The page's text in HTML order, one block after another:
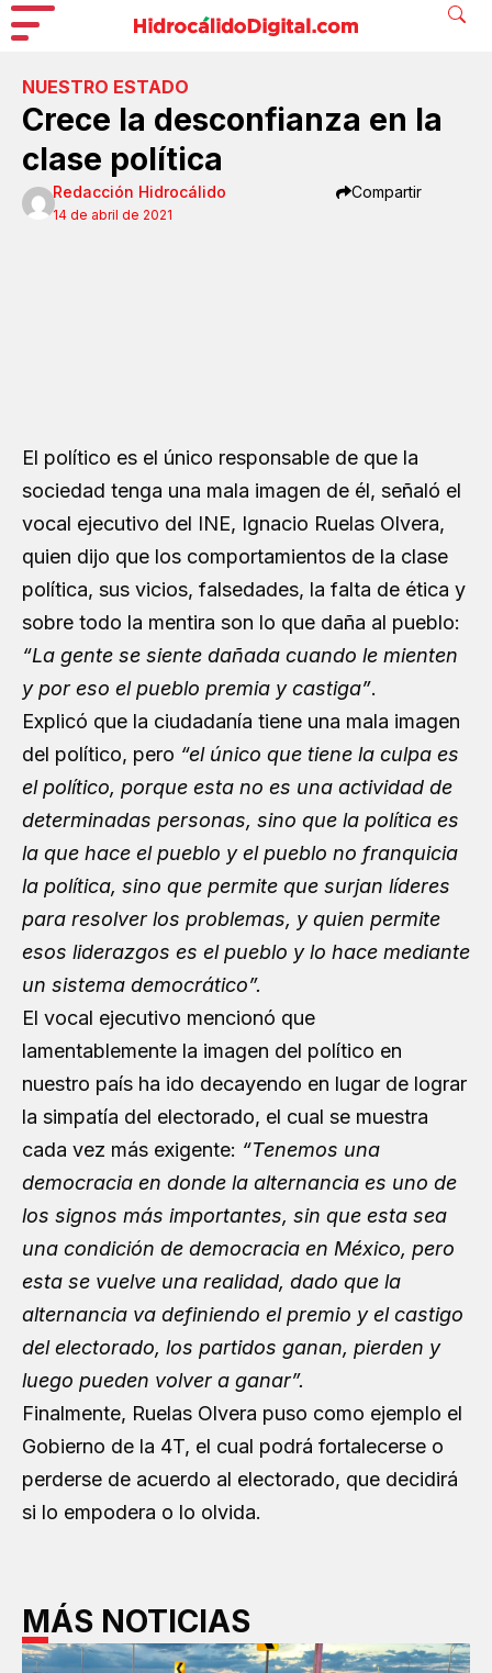
NUESTRO ESTADO
Crece la desconfianza en la
clase política
Redacción Hidrocálido
14 de abril de 2021
Compartir
El político es el único responsable de que la
sociedad tenga una mala imagen de él, señaló el
vocal ejecutivo del INE, Ignacio Ruelas Olvera,
quien dijo que los comportamientos de la clase
política, sus vicios, falsedades, la falta de ética y
sobre todo la mentira son lo que daña al pueblo:
“La gente se siente dañada cuando le mienten
y por eso el pueblo premia y castiga”.
Explicó que la ciudadanía tiene una mala imagen
del político, pero “el único que tiene la culpa es
el político, porque esta no es una actividad de
determinadas personas, sino que la política es
la que hace el pueblo y el pueblo no franquicia
la política, sino que permite que surjan líderes
para resolver los problemas, y quien permite
esos liderazgos es el pueblo y lo hace mediante
un sistema democrático”.
El vocal ejecutivo mencionó que
lamentablemente la imagen del político en
nuestro país ha ido decayendo en lugar de lograr
la simpatía del electorado, el cual se muestra
cada vez más exigente: “Tenemos una
democracia en donde la alternancia es uno de
los signos más importantes, sin que esta sea
una condición de democracia en México, pero
esta se vuelve una realidad, dado que la
alternancia va definiendo el premio y el castigo
del electorado, los partidos ganan, pierden y
luego pueden volver a ganar”.
Finalmente, Ruelas Olvera puso como ejemplo el
Gobierno de la 4T, el cual podrá fortalecerse o
perderse de acuerdo al electorado, que decidirá
si lo empodera o lo olvida.
MÁS NOTICIAS